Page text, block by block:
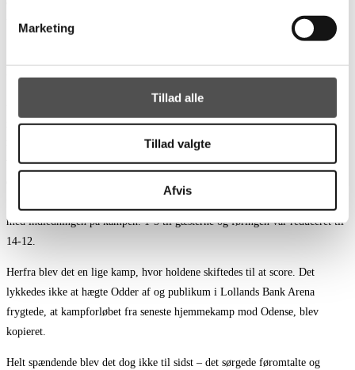
Marketing
Tillad alle
Tillad valgte
Afvis
tilkæmpet sig sidst første straffe.
Anden halvleg startede præcis som den ikke måtte. TSØ-spillerne blev
ganske vist på ingen måde hjulpet af dagens dommerpar, der i de første ti
minutter af anden halvleg havde adskillige tvivlsomme kendelser. Men det
var ikke kun dommerne, der begik fejl – det gjorde spillerne også. Både
med indledningen på kampen. 1-5 til gæsterne og føringen var reduceret til
14-12.
Herfra blev det en lige kamp, hvor holdene skiftedes til at score. Det
lykkedes ikke at hægte Odder af og publikum i Lollands Bank Arena
frygtede, at kampforløbet fra seneste hjemmekamp mod Odense, blev
kopieret.
Helt spændende blev det dog ikke til sidst – det sørgede føromtalte og